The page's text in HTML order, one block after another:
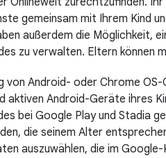
gemeinsam mit Ihrem Kind
außerdem die Möglichkeit,
zu verwalten. Eltern können
von Android- oder Chrome
aktiven Android-Geräte ihres
bei Google Play und Stadia
die seinem Alter
auszuwählen, die im